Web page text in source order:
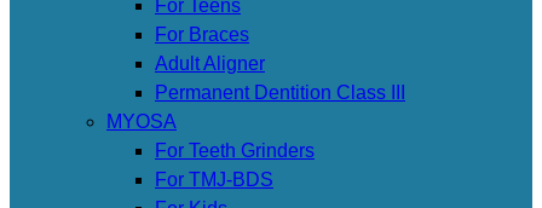
For Teens
For Braces
Adult Aligner
Permanent Dentition Class III
MYOSA
For Teeth Grinders
For TMJ-BDS